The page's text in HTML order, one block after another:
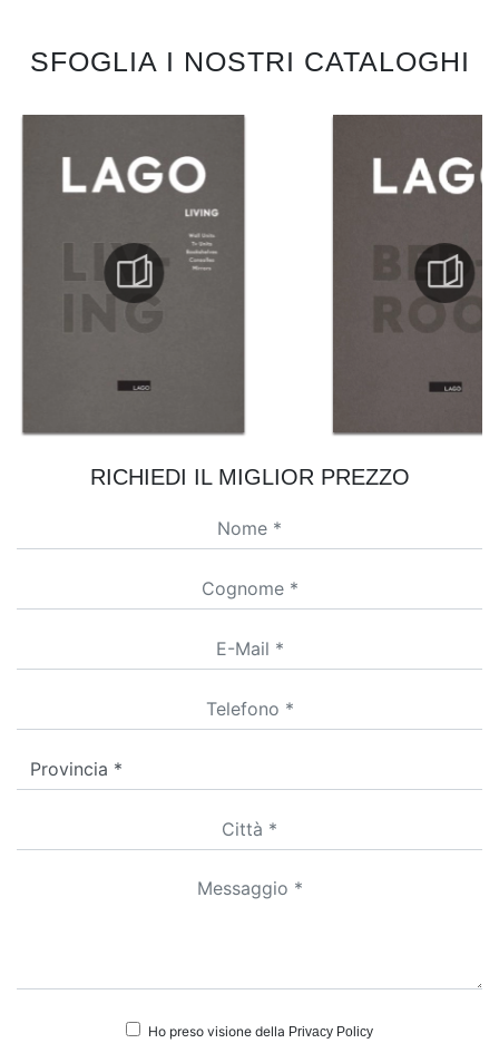
SFOGLIA I NOSTRI CATALOGHI
RICHIEDI IL MIGLIOR PREZZO
Ho preso visione della Privacy Policy